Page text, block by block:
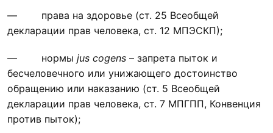
— права на здоровье (ст. 25 Всеобщей
декларации прав человека, ст. 12 МПЭСКП);
— нормы jus cogens – запрета пыток и
бесчеловечного или унижающего достоинство
обращению или наказанию (ст. 5 Всеобщей
декларации прав человека, ст. 7 МПГПП, Конвенция
против пыток);